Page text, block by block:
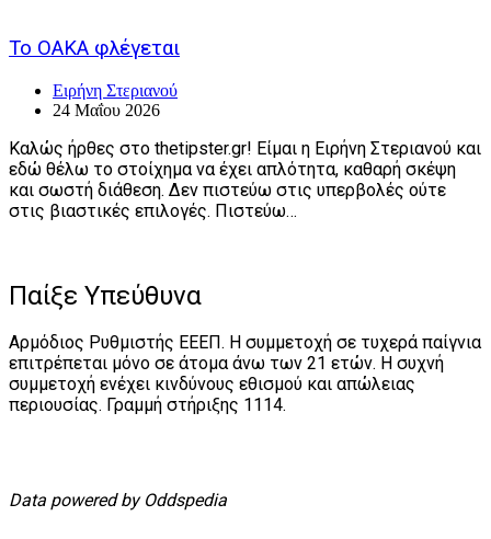
Το ΟΑΚΑ φλέγεται
Ειρήνη Στεριανού
24 Μαΐου 2026
Καλώς ήρθες στο thetipster.gr! Είμαι η Ειρήνη Στεριανού και
εδώ θέλω το στοίχημα να έχει απλότητα, καθαρή σκέψη
και σωστή διάθεση. Δεν πιστεύω στις υπερβολές ούτε
στις βιαστικές επιλογές. Πιστεύω…
Παίξε Υπεύθυνα
Αρμόδιος Ρυθμιστής ΕΕΕΠ. Η συμμετοχή σε τυχερά παίγνια
επιτρέπεται μόνο σε άτομα άνω των 21 ετών. Η συχνή
συμμετοχή ενέχει κινδύνους εθισμού και απώλειας
περιουσίας. Γραμμή στήριξης 1114.
Data powered by Oddspedia